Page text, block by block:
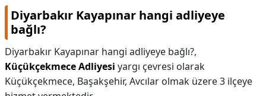
Diyarbakır Kayapınar hangi adliyeye
bağlı?
Diyarbakır Kayapınar hangi adliyeye bağlı?,
Küçükçekmece Adliyesi yargı çevresi olarak
Küçükçekmece, Başakşehir, Avcılar olmak üzere 3 ilçeye